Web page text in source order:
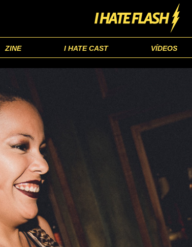
ZINE I HATE CAST VÍDEOS